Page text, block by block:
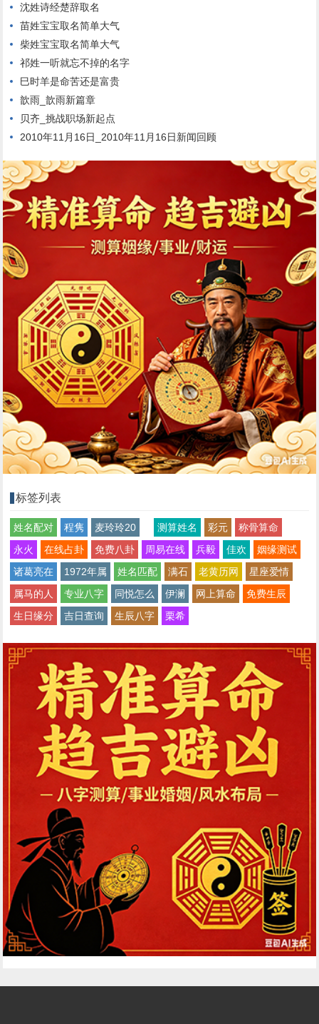
沈姓诗经楚辞取名
苗姓宝宝取名简单大气
柴姓宝宝取名简单大气
祁姓一听就忘不掉的名字
巳时羊是命苦还是富贵
歆雨_歆雨新篇章
贝齐_挑战职场新起点
2010年11月16日_2010年11月16日新闻回顾
标签列表
姓名配对 程隽 麦玲玲20 测算姓名 彩元
称骨算命
永火
在线占卦 免费八卦 周易在线 兵毅 佳欢
姻缘测试
诸葛亮在
1972年属 姓名匹配 满石 老黄历网
星座爱情
属马的人
专业八字 同悦怎么 伊澜 网上算命
免费生辰
生日缘分
吉日查询 生辰八字 栗希